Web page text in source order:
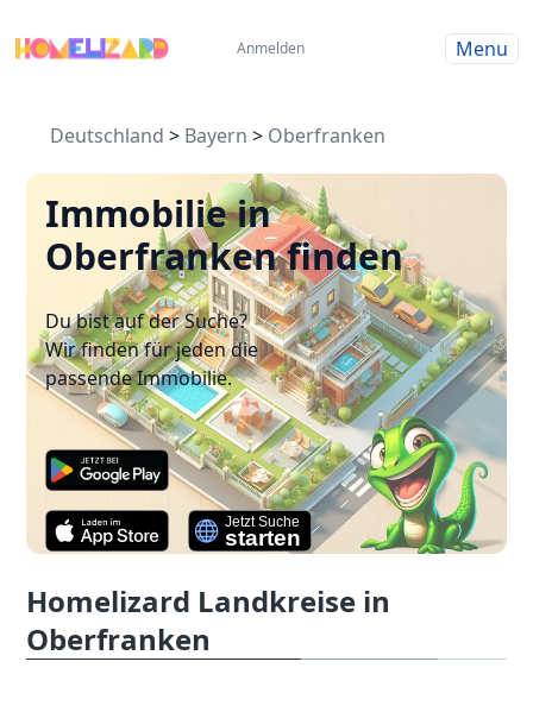
Anmelden Menu
Deutschland > Bayern > Oberfranken
Immobilie in
Oberfranken finden
Du bist auf der Suche?
Wir finden für jeden die
passende Immobilie.
Homelizard Landkreise in
Oberfranken